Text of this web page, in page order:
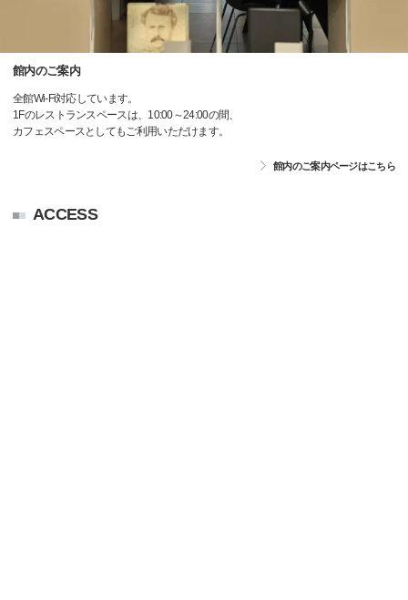
館内のご案内
全館Wi-Fi対応しています。
1Fのレストランスペースは、10:00～24:00の間、
カフェスペースとしてもご利用いただけます。
館内のご案内ページはこちら
ACCESS